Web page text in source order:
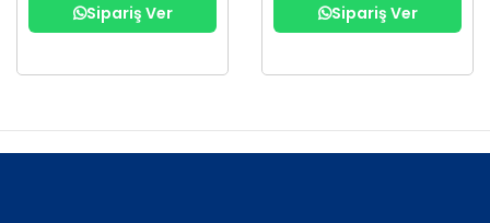
Sipariş Ver Sipariş Ver